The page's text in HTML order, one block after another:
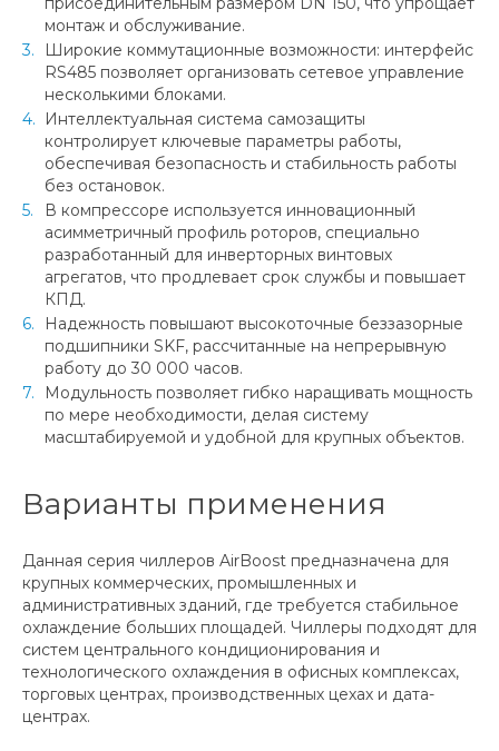
монтаж и обслуживание.
Широкие коммутационные возможности: интерфейс
RS485 позволяет организовать сетевое управление
несколькими блоками.
Интеллектуальная система самозащиты
контролирует ключевые параметры работы,
обеспечивая безопасность и стабильность работы
без остановок.
В компрессоре используется инновационный
асимметричный профиль роторов, специально
разработанный для инверторных винтовых
агрегатов, что продлевает срок службы и повышает
КПД.
Надежность повышают высокоточные беззазорные
подшипники SKF, рассчитанные на непрерывную
работу до 30 000 часов.
Модульность позволяет гибко наращивать мощность
по мере необходимости, делая систему
масштабируемой и удобной для крупных объектов.
Варианты применения
Данная серия чиллеров AirBoost предназначена для
крупных коммерческих, промышленных и
административных зданий, где требуется стабильное
охлаждение больших площадей. Чиллеры подходят для
систем центрального кондиционирования и
технологического охлаждения в офисных комплексах,
торговых центрах, производственных цехах и дата-
центрах.